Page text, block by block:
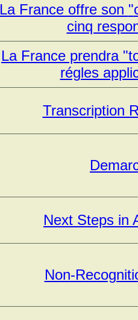
La France offre son
cinq
La France prendra
régles
Transcription
Next Steps in
Non-